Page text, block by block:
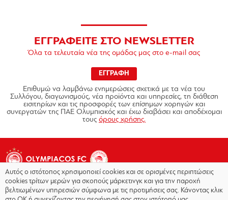
ΕΓΓΡΑΦΕΙΤΕ ΣΤΟ NEWSLETTER
Όλα τα τελευταία νέα της ομάδας μας στο e-mail σας
ΕΓΓΡΑΦΗ
Επιθυμώ να λαμβάνω ενημερώσεις σχετικά με τα νέα του
Συλλόγου, διαγωνισμούς, νέα προϊόντα και υπηρεσίες, τη διάθεση
εισιτηρίων και τις προσφορές των επίσημων χορηγών και
συνεργατών της ΠΑΕ Ολυμπιακός και έχω διαβάσει και αποδέχομαι
τους όρους χρήσης.
Αυτός ο ιστότοπος χρησιμοποιεί cookies και σε ορισμένες περιπτώσεις
cookies τρίτων μερών για σκοπούς μάρκετινγκ και για την παροχή
βελτιωμένων υπηρεσιών σύμφωνα με τις προτιμήσεις σας. Κάνοντας κλικ